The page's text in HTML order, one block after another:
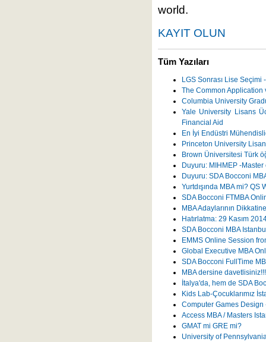
world.
KAYIT OLUN
Tüm Yazıları
LGS Sonrası Lise Seçimi
The Common Application
Columbia University
Yale University Lisans
Financial Aid
En İyi Endüstri
Princeton University
Brown Üniversitesi Türk
Duyuru: MIHMEP -
Duyuru: SDA Bocconi
Yurtdışında MBA mi? QS
SDA Bocconi FTMBA
MBA Adaylarının
Hatırlatma: 29 Kasım
SDA Bocconi MBA
EMMS Online Session
Global Executive MBA
SDA Bocconi FullTime
MBA dersine davetlisiniz!!!
İtalya'da, hem de SDA
Kids Lab-Çocuklarımız
Computer Games Design
Access MBA / Masters
GMAT mi GRE mi?
University of